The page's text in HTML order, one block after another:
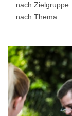
... nach Zielgruppe
... nach Thema